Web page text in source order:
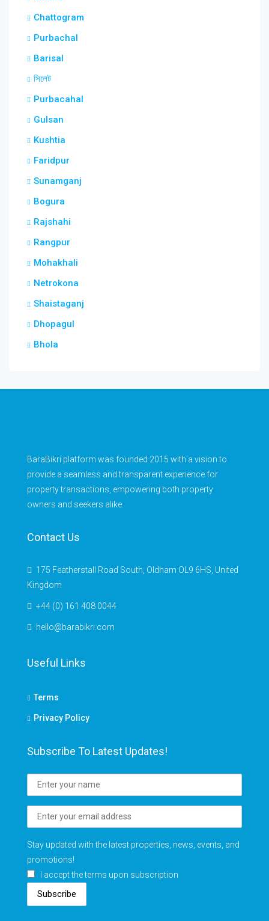
Chattogram
Purbachal
Barisal
সিলেট
Purbacahal
Gulsan
Kushtia
Faridpur
Sunamganj
Bogura
Rajshahi
Rangpur
Mohakhali
Netrokona
Shaistaganj
Dhopagul
Bhola
BaraBikri platform was founded 2015 with a vision to
provide a seamless and transparent experience for
property transactions, empowering both property
owners and seekers alike.
Contact Us
175 Featherstall Road South, Oldham OL9 6HS, United
Kingdom
+44 (0) 161 408 0044
hello@barabikri.com
Useful Links
Terms
Privacy Policy
Subscribe To Latest Updates!
Stay updated with the latest properties, news, events, and
promotions!
I accept the terms upon subscription
Subscribe